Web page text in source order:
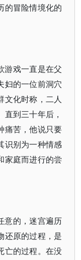
的冒险情境化的
游戏一直是在父
妇的一位前洞穴
文化时称，二人
到三十年后，
痛苦，他说只要
识别为一种情感
家庭而进行的尝
意的，迷宫遍历
还原的过程，是
亡的过程。在没